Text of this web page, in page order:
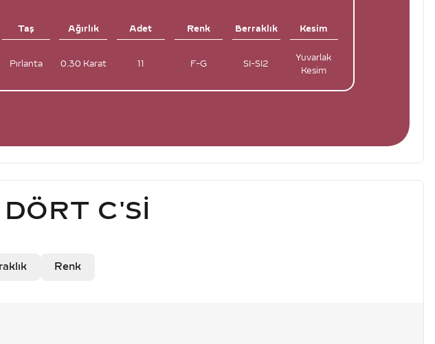
Taş Ağırlık Adet Renk Berraklık Kesim
Pırlanta 0.30 Karat 11 F-G SI-SI2
Yuvarlak
Kesim
C'SI
Renk